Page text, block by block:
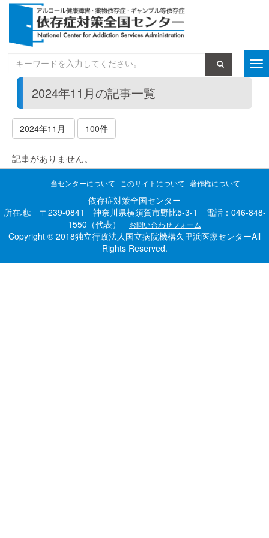
検索
2024年11月の記事一覧
2024年11月 100件
記事がありません。
当センターについて このサイトについて 著作権について
依存症対策全国センター
所在地: 〒239-0841 神奈川県横須賀市野比5-3-1 電話：046-848-
1550（代表）
お問い合わせフォーム
Copyright © 2018独立行政法人国立病院機構久里浜医療センターAll
Rights Reserved.